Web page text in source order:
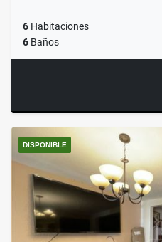
6 Habitaciones
6 Baños
DISPONIBLE